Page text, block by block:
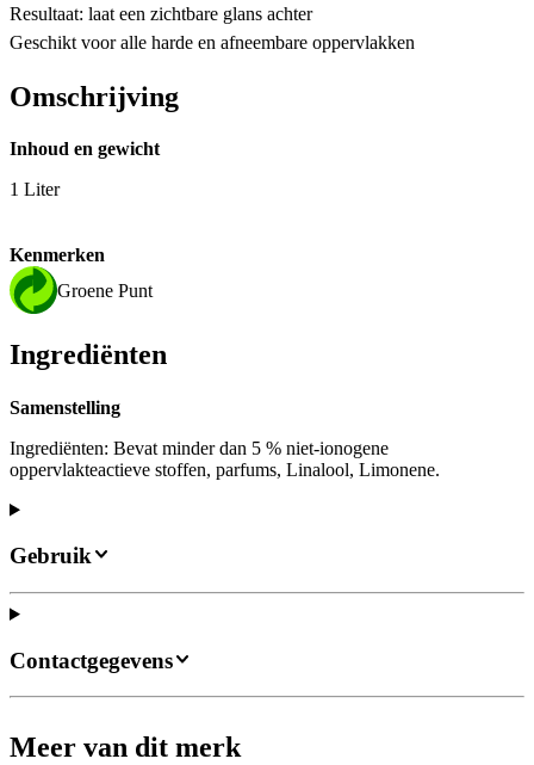
Resultaat: laat een zichtbare glans achter
Geschikt voor alle harde en afneembare oppervlakken
Omschrijving
Inhoud en gewicht
1 Liter
Kenmerken
Groene Punt
Ingrediënten
Samenstelling
Ingrediënten: Bevat minder dan 5 % niet-ionogene
oppervlakteactieve stoffen, parfums, Linalool, Limonene.
Gebruik
Contactgegevens
Meer van dit merk